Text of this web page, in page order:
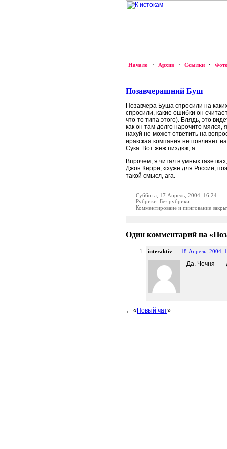
Начало · Архив · Ссылки ·
Позавчерашний Буш
Позавчера Буша спросили на
спросили, какие ошибки он
что-то типа этого). Блядь, это
как он там долго нарочито мялся,
нахуй не может ответить на
иракская компания не повлияет
Сука. Вот жеж пиздюк, а.
Впрочем, я читал в умных
Джон Керри, «хуже для России,
такой смысл, ага.
Суббота, 17 Апрель, 2004, 16:24
Рубрики: Без рубрики
Комментироваие и пингование
Один комментарий на
interaktiv — 18 Апрель, 2004,
Да. Чечня -—
← « Новый чат»